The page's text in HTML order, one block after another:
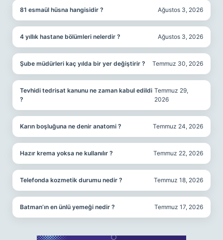
81 esmaül hüsna hangisidir ? Ağustos 3, 2026
4 yıllık hastane bölümleri nelerdir ? Ağustos 3, 2026
Şube müdürleri kaç yılda bir yer değiştirir ? Temmuz 30, 2026
Tevhidi tedrisat kanunu ne zaman kabul edildi
?
Temmuz 29,
2026
Karın boşluğuna ne denir anatomi ? Temmuz 24, 2026
Hazır krema yoksa ne kullanılır ? Temmuz 22, 2026
Telefonda kozmetik durumu nedir ? Temmuz 18, 2026
Batman’ın en ünlü yemeği nedir ? Temmuz 17, 2026